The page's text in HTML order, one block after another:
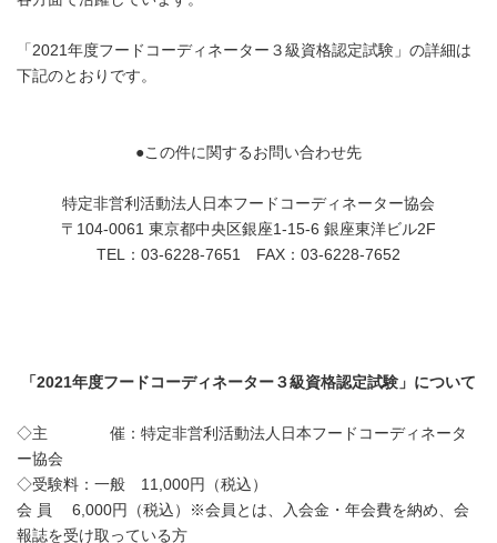
「2021年度フードコーディネーター３級資格認定試験」の詳細は
下記のとおりです。
●この件に関するお問い合わせ先
特定非営利活動法人日本フードコーディネーター協会
〒104-0061 東京都中央区銀座1-15-6 銀座東洋ビル2F
TEL：03-6228-7651 FAX：03-6228-7652
「 2021年度フードコーディネーター３級資格認定試験」について
◇主 催：特定非営利活動法人日本フードコーディネータ
ー協会
◇受験料：一般 11,000円（税込）
会 員 6,000円（税込）※会員とは、入会金・年会費を納め、会
報誌を受け取っている方